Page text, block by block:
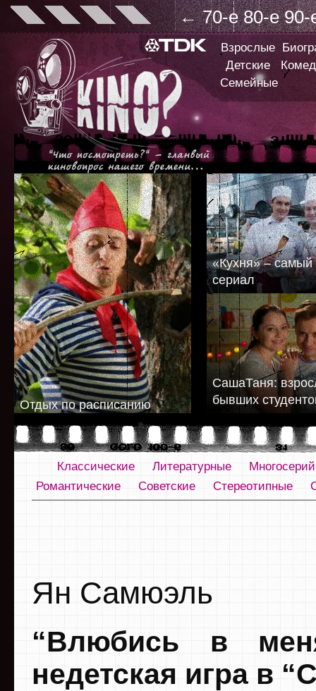
← 70-е 80-е 90-
Взрослые
Детские
Семейные
Отдых по расписанию
«Кухня» – самый
сериал
СашаТаня:
бывших
Классические Литературные
Романтические
Советские Стереотипные
Ян Самюэль
“Влюбись в
недетская игра в